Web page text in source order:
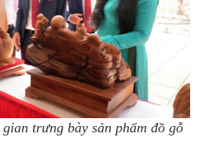
trưng bày sản phẩm đồ gỗ